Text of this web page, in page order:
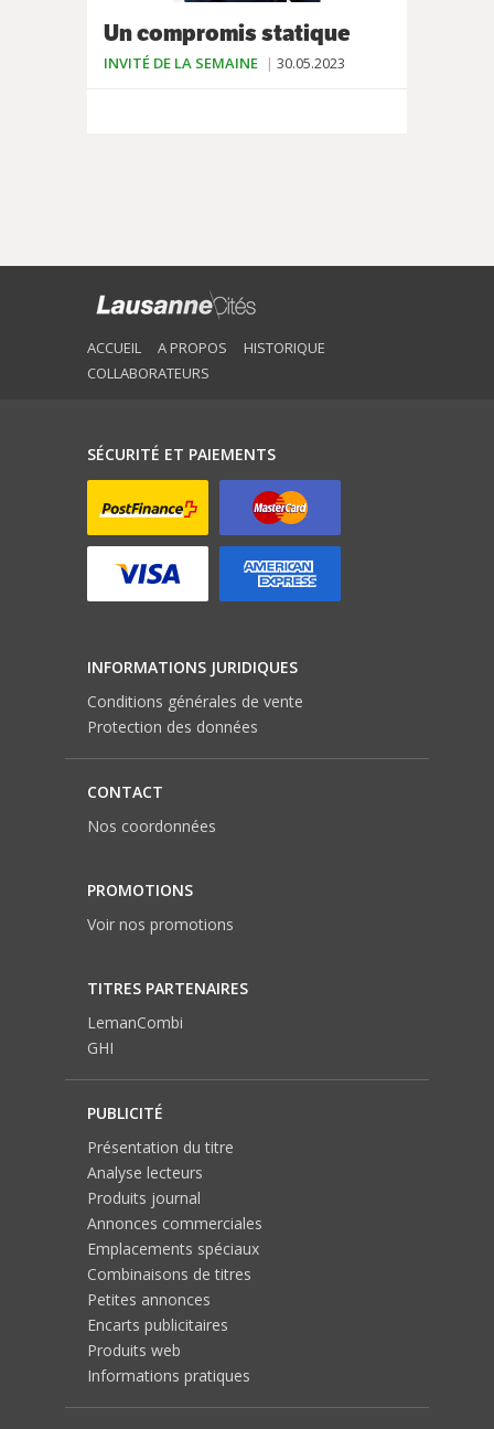
Un compromis statique
INVITÉ DE LA SEMAINE 30.05.2023
ACCUEIL A PROPOS
HISTORIQUE
COLLABORATEURS
SÉCURITÉ ET PAIEMENTS
INFORMATIONS JURIDIQUES
Conditions générales de vente
Protection des données
CONTACT
Nos coordonnées
PROMOTIONS
Voir nos promotions
TITRES PARTENAIRES
LemanCombi
GHI
PUBLICITÉ
Présentation du titre
Analyse lecteurs
Produits journal
Annonces commerciales
Emplacements spéciaux
Combinaisons de titres
Petites annonces
Encarts publicitaires
Produits web
Informations pratiques